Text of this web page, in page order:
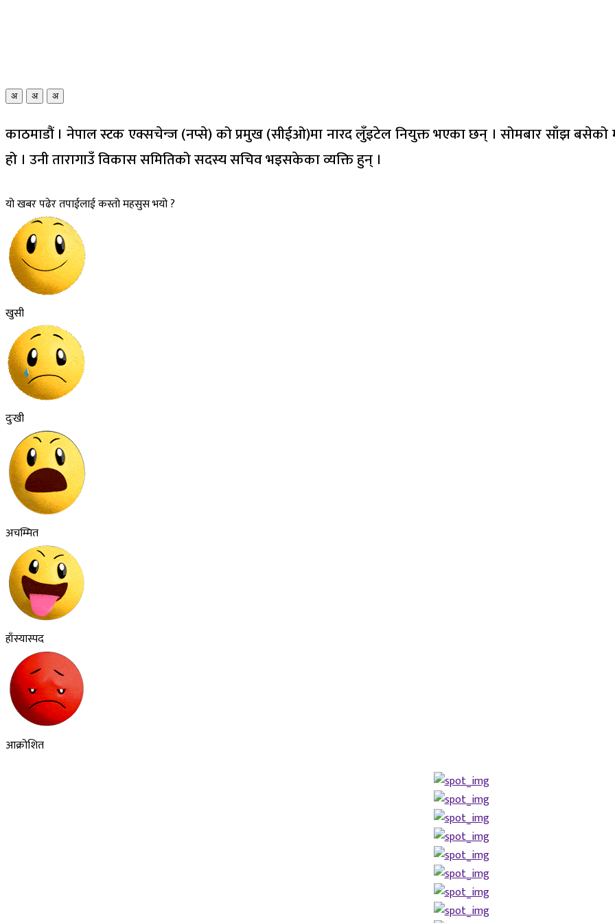
अ अ अ
काठमाडौं । नेपाल स्टक एक्सचेन्ज (नप्से) को प्रमुख (सीईओ)मा नारद लुँइटेल नियुक्त भएका छन् । सोमबार साँझ
हो । उनी तारागाउँ विकास समितिको सदस्य सचिव भइसकेका व्यक्ति हुन् ।
यो खबर पढेर तपाईलाई कस्तो महसुस भयो ?
खुसी
दुःखी
अचम्मित
हाँस्यास्पद
आक्रोशित